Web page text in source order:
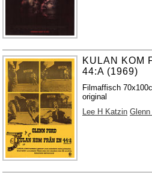
KULAN KOM
44:A (1969)
Filmaffisch
original
Lee H Katzin Glenn